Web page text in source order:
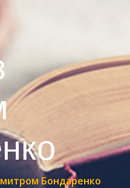
Бондаренко